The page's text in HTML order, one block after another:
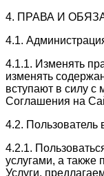
4. ПРАВА И
4.1.
4.1.1. Изменять
изменять
вступают в силу с
Соглашения на
4.2. Пользователь
4.2.1.
услугами, а также
Услуги,